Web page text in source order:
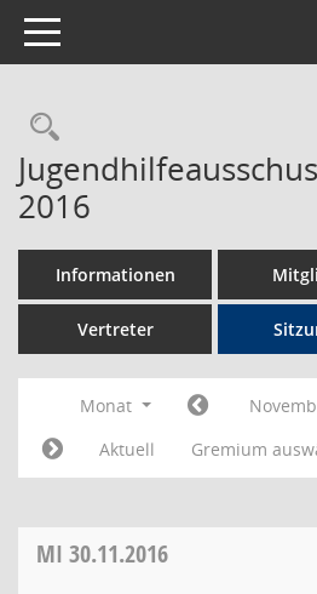
Toggle navigation
Rechercheauswahl
2016
Informationen
Vertreter
Monat
Aktuell
Gremium
MI 30.11.2016